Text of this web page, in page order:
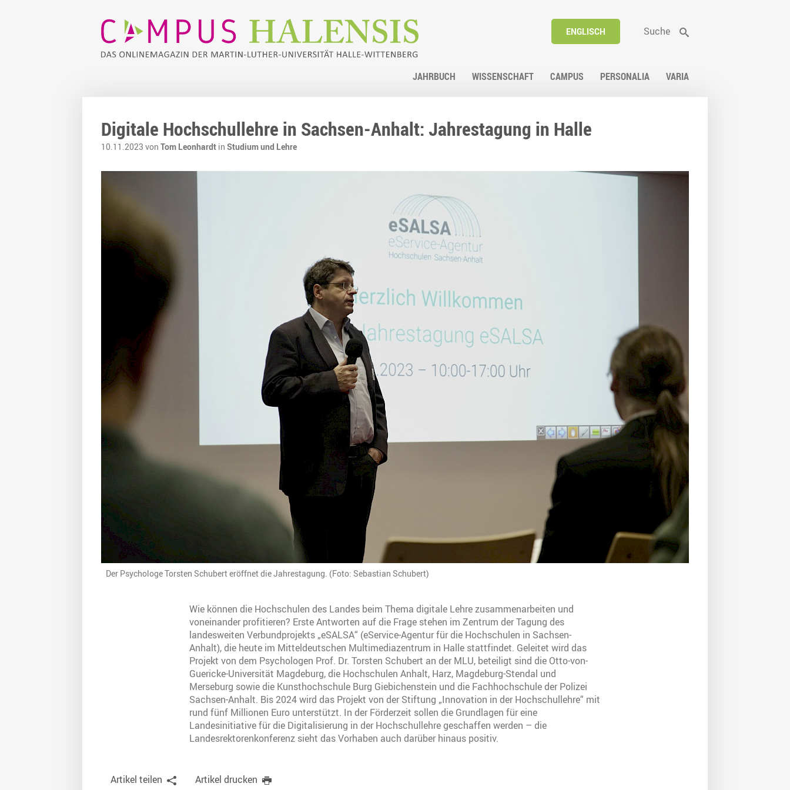
ENGLISCH Suche
JAHRBUCH WISSENSCHAFT CAMPUS PERSONALIA VARIA
Digitale Hochschullehre in Sachsen-Anhalt: Jahrestagung in Halle
10.11.2023 von Tom Leonhardt in Studium und Lehre
Der Psychologe Torsten Schubert eröffnet die Jahrestagung. (Foto: Sebastian Schubert)
Wie können die Hochschulen des Landes beim Thema digitale Lehre zusammenarbeiten und
voneinander profitieren? Erste Antworten auf die Frage stehen im Zentrum der Tagung des
landesweiten Verbundprojekts „eSALSA“ (eService-Agentur für die Hochschulen in Sachsen-
Anhalt), die heute im Mitteldeutschen Multimediazentrum in Halle stattfindet. Geleitet wird das
Projekt von dem Psychologen Prof. Dr. Torsten Schubert an der MLU, beteiligt sind die Otto-von-
Guericke-Universität Magdeburg, die Hochschulen Anhalt, Harz, Magdeburg-Stendal und
Merseburg sowie die Kunsthochschule Burg Giebichenstein und die Fachhochschule der Polizei
Sachsen-Anhalt. Bis 2024 wird das Projekt von der Stiftung „Innovation in der Hochschullehre“ mit
rund fünf Millionen Euro unterstützt. In der Förderzeit sollen die Grundlagen für eine
Landesinitiative für die Digitalisierung in der Hochschullehre geschaffen werden – die
Landesrektorenkonferenz sieht das Vorhaben auch darüber hinaus positiv.
Artikel teilen Artikel drucken